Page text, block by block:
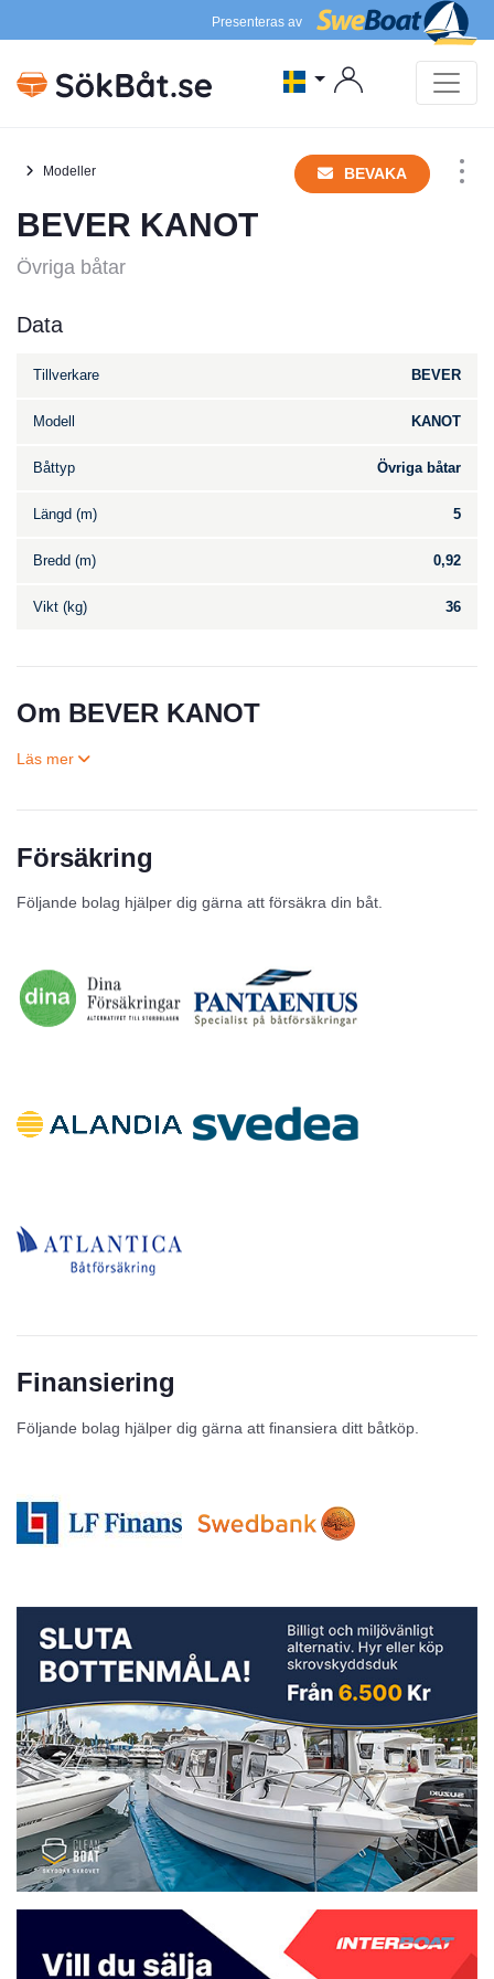
Presenteras av
Modeller BEVAKA
BEVER KANOT
Övriga båtar
Data
Tillverkare BEVER
Modell KANOT
Båttyp Övriga båtar
Längd (m) 5
Bredd (m) 0,92
Vikt (kg) 36
Om BEVER KANOT
Försäkring
Följande bolag hjälper dig gärna att försäkra din båt.
Finansiering
Följande bolag hjälper dig gärna att finansiera ditt båtköp.